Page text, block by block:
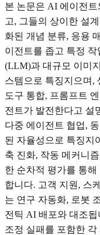
본 논문은 AI 에이전
고, 그들의 상이한 설
화된 개념 분류, 응용
이전트를 좁고 특정
(LLM)과 대규모 이미
스템으로 특징지으며,
도구 통합, 프롬프트
전트가 발전한다고 설
다중 에이전트 협업,
된 자율성으로 특징지
축 진화, 작동 메커니
한 순차적 평가를 통해
합니다. 고객 지원, 스
는 연구 자동화, 로봇
전틱 AI 배포와 대조
조정 실패를 포함한